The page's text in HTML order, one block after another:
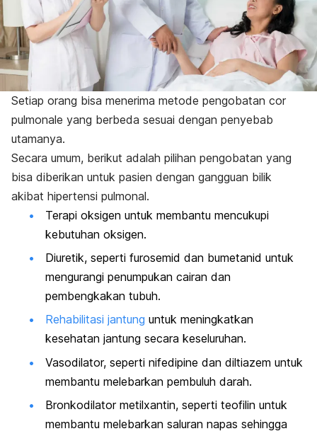
Setiap orang bisa menerima metode pengobatan cor
pulmonale yang berbeda sesuai dengan penyebab
utamanya.
Secara umum, berikut adalah pilihan pengobatan yang
bisa diberikan untuk pasien dengan gangguan bilik
akibat hipertensi pulmonal.
Terapi oksigen untuk membantu mencukupi
kebutuhan oksigen.
Diuretik, seperti furosemid dan bumetanid untuk
mengurangi penumpukan cairan dan
pembengkakan tubuh.
Rehabilitasi jantung untuk meningkatkan
kesehatan jantung secara keseluruhan.
Vasodilator, seperti nifedipine dan diltiazem untuk
membantu melebarkan pembuluh darah.
Bronkodilator metilxantin, seperti teofilin untuk
membantu melebarkan saluran napas sehingga